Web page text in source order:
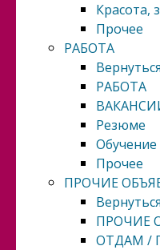
Красота,
Прочее
РАБОТА
Вернуться
РАБОТА
Резюме
Обучение
Прочее
ПРОЧИЕ
Вернуться
ПРОЧИЕ
ОТДАМ /